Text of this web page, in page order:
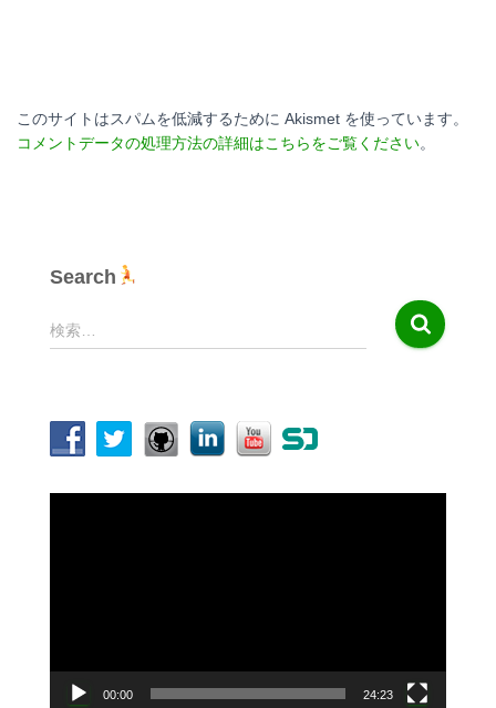
このサイトはスパムを低減するために Akismet を使っています。
コメントデータの処理方法の詳細はこちらをご覧ください。
Search
検
索
検索…
00:00 24:23